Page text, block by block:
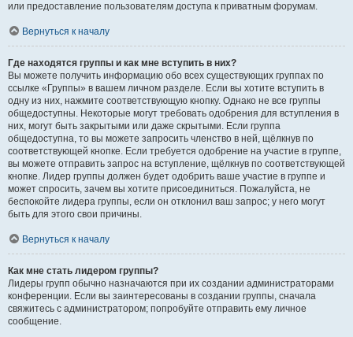
или предоставление пользователям доступа к приватным форумам.
Вернуться к началу
Где находятся группы и как мне вступить в них?
Вы можете получить информацию обо всех существующих группах по
ссылке «Группы» в вашем личном разделе. Если вы хотите вступить в
одну из них, нажмите соответствующую кнопку. Однако не все группы
общедоступны. Некоторые могут требовать одобрения для вступления в
них, могут быть закрытыми или даже скрытыми. Если группа
общедоступна, то вы можете запросить членство в ней, щёлкнув по
соответствующей кнопке. Если требуется одобрение на участие в группе,
вы можете отправить запрос на вступление, щёлкнув по соответствующей
кнопке. Лидер группы должен будет одобрить ваше участие в группе и
может спросить, зачем вы хотите присоединиться. Пожалуйста, не
беспокойте лидера группы, если он отклонил ваш запрос; у него могут
быть для этого свои причины.
Вернуться к началу
Как мне стать лидером группы?
Лидеры групп обычно назначаются при их создании администраторами
конференции. Если вы заинтересованы в создании группы, сначала
свяжитесь с администратором; попробуйте отправить ему личное
сообщение.